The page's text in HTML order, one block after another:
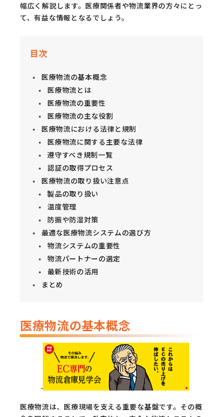
幅広く解説します。医療関係者や物流業界の方々にとっ
て、有益な情報となるでしょう。
目次
医療物流の基本概念
医療物流とは
医療物流の重要性
医療物流の主な役割
医療物流における法律と規制
医療物流に関する主要な法律
遵守すべき規制一覧
認証の取得プロセス
医療物流の取り扱い注意点
製品の取り扱い
温度管理
防振や防湿対策
最適な医療物流システムの選び方
物流システムの重要性
物流パートナーの選定
最新技術の活用
まとめ
医療物流の基本概念
医療物流は、医療現場を支える重要な基盤です。その概